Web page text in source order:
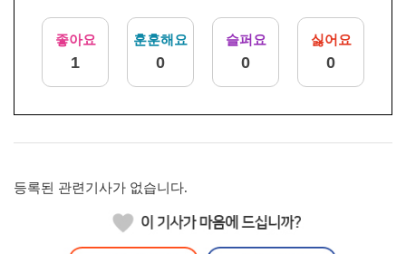
좋아요
1
훈훈해요
0
슬퍼요
0
싫어요
0
등록된 관련기사가 없습니다.